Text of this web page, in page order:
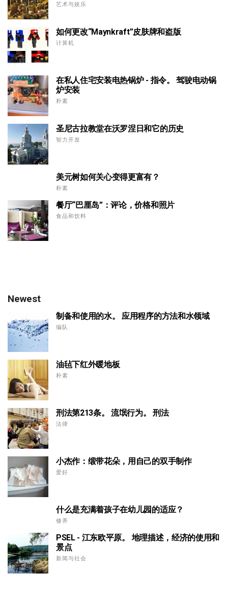
艺术与娱乐
如何更改“Maynkraft”皮肤牌和盗版
计算机
在私人住宅安装电热锅炉 - 指令。 驾驶电动锅
炉安装
朴素
圣尼古拉教堂在沃罗涅日和它的历史
智力开发
美元树如何关心变得更富有？
朴素
餐厅“巴厘岛”：评论，价格和照片
食品和饮料
Newest
制备和使用的水。 应用程序的方法和水领域
编队
油毡下红外暖地板
朴素
刑法第213条。 流氓行为。 刑法
法律
小杰作：缎带花朵，用自己的双手制作
爱好
什么是充满着孩子在幼儿园的适应？
修养
PSEL - 江东欧平原。 地理描述，经济的使用和
景点
新闻与社会